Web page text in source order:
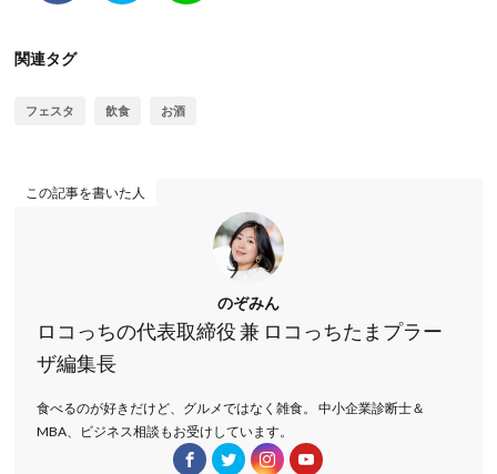
関連タグ
フェスタ 飲食 お酒
この記事を書いた人
のぞみん
ロコっちの代表取締役 兼 ロコっちたまプラー
ザ編集長
食べるのが好きだけど、グルメではなく雑食。 中小企業診断士＆
MBA、ビジネス相談もお受けしています。